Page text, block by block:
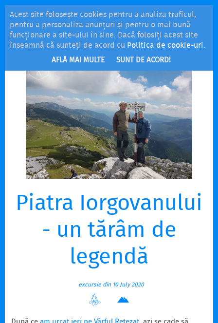
Acest site folosește cookies pentru a analiza traficul,
pentru a personaliza anunțuri și pentru o mai bună
funcționare a site-ului în sine. Dacă folosiți acest site
înseamnă că sunteți de acord cu Politica de cookie-uri.
AFLĂ MAI MULTE SUNT DE ACORD!
MENU
Piatra Iorgovanului
- un tărâm de
legendă
excursie din 10 July 2020